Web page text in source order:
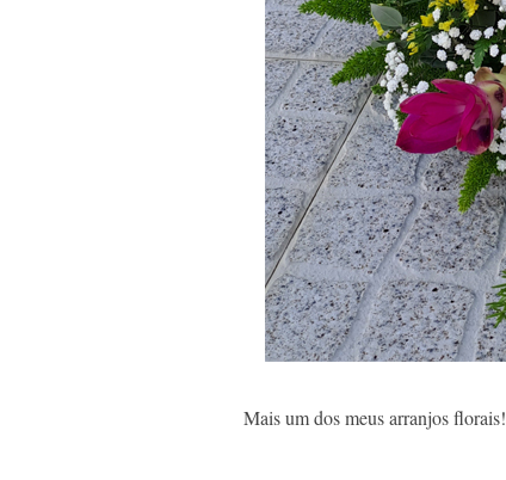
Mais um dos meus arranjos florais!